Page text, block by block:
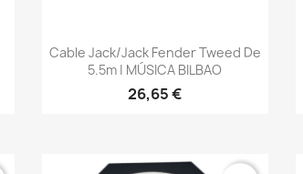
Vista rápida
Cable Jack/jack Fender Tweed De
5.5m | MÚSICA BILBAO
26,65 €